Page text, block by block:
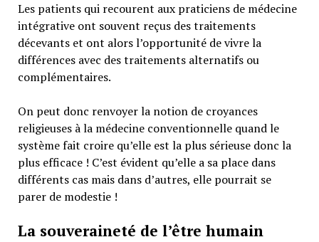
Les patients qui recourent aux praticiens de médecine
intégrative ont souvent reçus des traitements
décevants et ont alors l’opportunité de vivre la
différences avec des traitements alternatifs ou
complémentaires.
On peut donc renvoyer la notion de croyances
religieuses à la médecine conventionnelle quand le
système fait croire qu’elle est la plus sérieuse donc la
plus efficace ! C’est évident qu’elle a sa place dans
différents cas mais dans d’autres, elle pourrait se
parer de modestie !
La souveraineté de l’être humain